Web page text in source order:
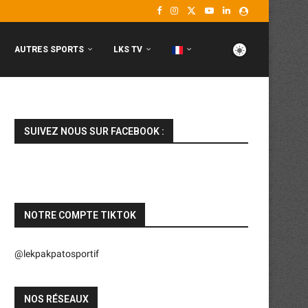
AUTRES SPORTS LKS TV
SUIVEZ NOUS SUR FACEBOOK :
NOTRE COMPTE TIKTOK
@lekpakpatosportif
NOS RÉSEAUX